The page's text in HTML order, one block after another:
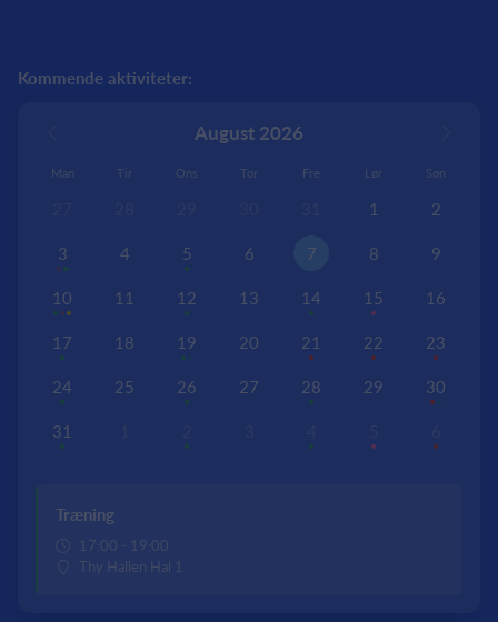
Kommende aktiviteter:
August 2026
Man Tir Ons Tor Fre Lør Søn
1 2
3 4 5 6 7 8 9
10 11 12 13 14 15 16
17 18 19 20 21 22 23
24 25 26 27 28 29 30
31
Træning
17:00 - 19:00
Thy Hallen Hal 1